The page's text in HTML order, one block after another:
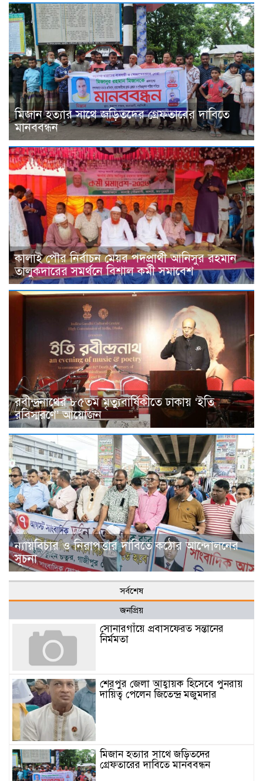
মিজান হত্যার সাথে জড়িতদের গ্রেফতারের দাবিতে
মানববন্ধন
কালাই পৌর নির্বাচন মেয়র পদপ্রার্থী আনিসুর রহমান
তালুকদারের সমর্থনে বিশাল কর্মী সমাবেশ
রবীন্দ্রনাথের ৮৫তম মৃত্যুবার্ষিকীতে ঢাকায় ‘ইতি
রবিস্মরণে’ আয়োজন
ন্যায়বিচার ও নিরাপত্তার দাবিতে কঠোর আন্দোলনের
সূচনা
সর্বশেষ
জনপ্রিয়
সোনারগাঁয়ে প্রবাসফেরত সন্তানের
নির্মমতা
শেরপুর জেলা আহ্বায়ক হিসেবে পুনরায়
দায়িত্ব পেলেন জিতেন্দ্র মজুমদার
মিজান হত্যার সাথে জড়িতদের
গ্রেফতারের দাবিতে মানববন্ধন